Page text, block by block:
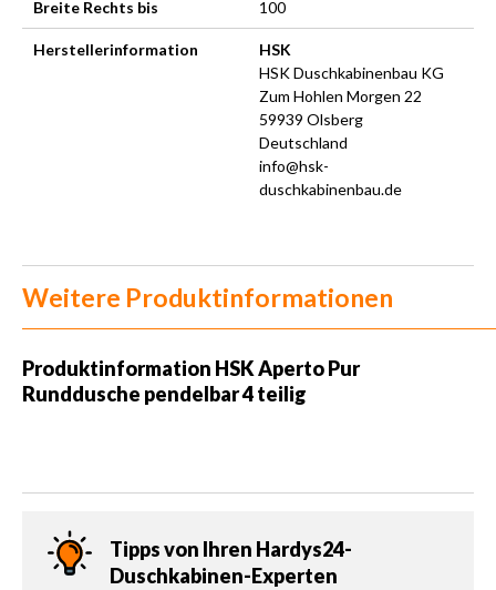
Breite Rechts bis 100
Herstellerinformation
HSK
HSK Duschkabinenbau KG
Zum Hohlen Morgen 22
59939 Olsberg
Deutschland
info@hsk-
duschkabinenbau.de
Weitere Produktinformationen
Produktinformation HSK Aperto Pur
Runddusche pendelbar 4 teilig
Tipps von Ihren Hardys24-
Duschkabinen-Experten